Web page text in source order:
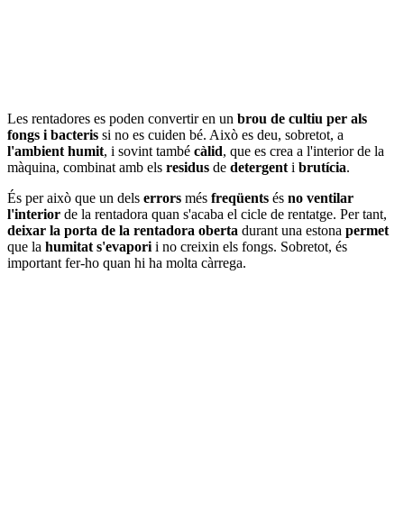
Les rentadores es poden convertir en un brou de cultiu per als
fongs i bacteris si no es cuiden bé. Això es deu, sobretot, a
l'ambient humit, i sovint també càlid, que es crea a l'interior de la
màquina, combinat amb els residus de detergent i brutícia.
És per això que un dels errors més freqüents és no ventilar
l'interior de la rentadora quan s'acaba el cicle de rentatge. Per tant,
deixar la porta de la rentadora oberta durant una estona permet
que la humitat s'evapori i no creixin els fongs. Sobretot, és
important fer-ho quan hi ha molta càrrega.